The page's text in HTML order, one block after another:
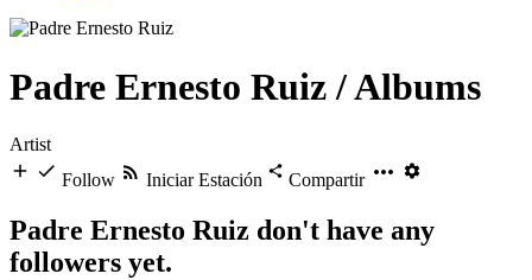
Padre Ernesto Ruiz / Albums
Artist
Follow
Iniciar Estación Compartir
Padre Ernesto Ruiz don't have any
followers yet.